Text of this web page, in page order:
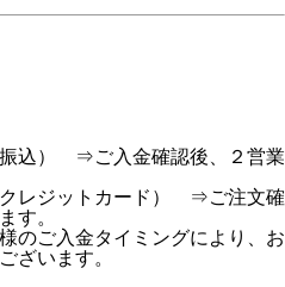
込） ⇒ご入金確認後、２営業
クレジットカード） ⇒ご注文確
す。
のご入金タイミングにより、お
ざいます。